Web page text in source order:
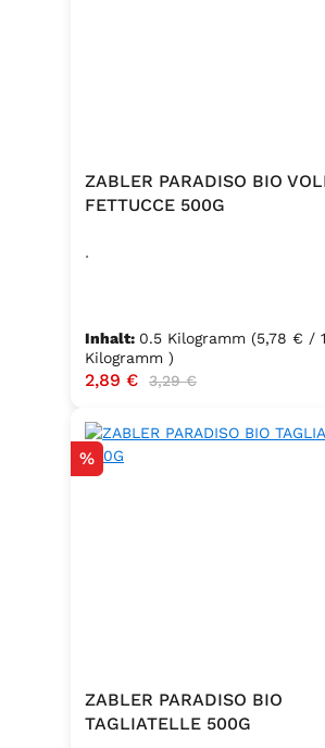
ZABLER PARADISO BIO
FETTUCCE 500G
.
Inhalt: 0.5 Kilogramm (5,78 € / 1
Kilogramm )
Verkaufspreis:
2,89 € Regulärer Preis:
3,29 €
Rabatt
%
ZABLER PARADISO BIO
TAGLIATELLE 500G